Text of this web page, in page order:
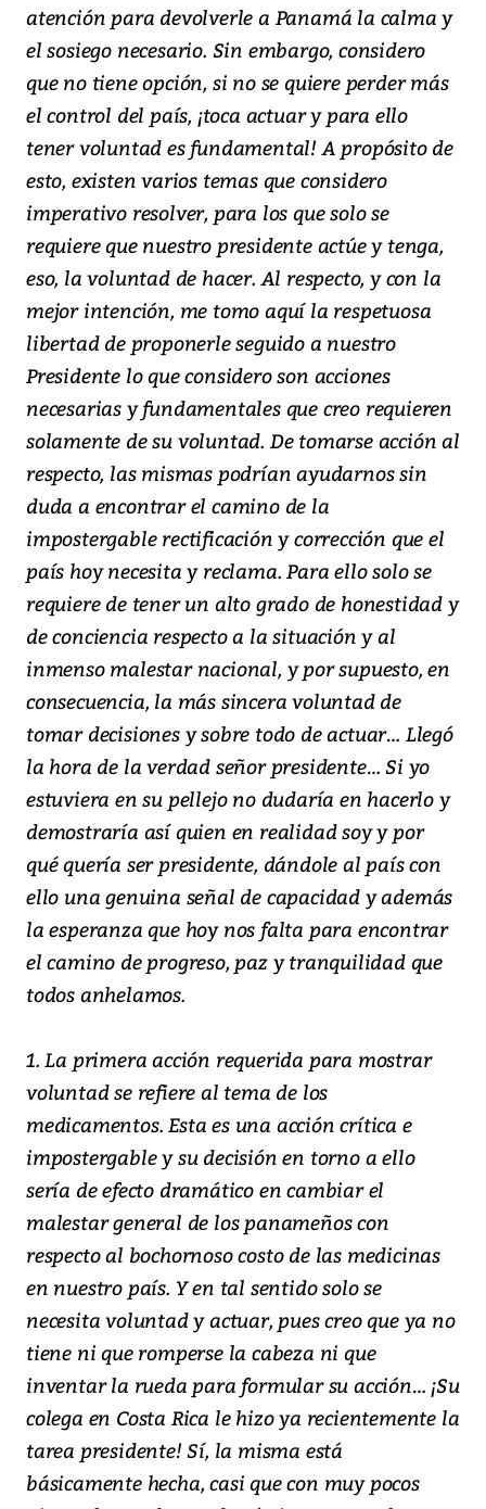
atención para devolverle a Panamá la calma y
el sosiego necesario. Sin embargo, considero
que no tiene opción, si no se quiere perder más
el control del país, ¡toca actuar y para ello
tener voluntad es fundamental! A propósito de
esto, existen varios temas que considero
imperativo resolver, para los que solo se
requiere que nuestro presidente actúe y tenga,
eso, la voluntad de hacer. Al respecto, y con la
mejor intención, me tomo aquí la respetuosa
libertad de proponerle seguido a nuestro
Presidente lo que considero son acciones
necesarias y fundamentales que creo requieren
solamente de su voluntad. De tomarse acción al
respecto, las mismas podrían ayudarnos sin
duda a encontrar el camino de la
impostergable rectificación y corrección que el
país hoy necesita y reclama. Para ello solo se
requiere de tener un alto grado de honestidad y
de conciencia respecto a la situación y al
inmenso malestar nacional, y por supuesto, en
consecuencia, la más sincera voluntad de
tomar decisiones y sobre todo de actuar… Llegó
la hora de la verdad señor presidente… Si yo
estuviera en su pellejo no dudaría en hacerlo y
demostraría así quien en realidad soy y por
qué quería ser presidente, dándole al país con
ello una genuina señal de capacidad y además
la esperanza que hoy nos falta para encontrar
el camino de progreso, paz y tranquilidad que
todos anhelamos.
1. La primera acción requerida para mostrar
voluntad se refiere al tema de los
medicamentos. Esta es una acción crítica e
impostergable y su decisión en torno a ello
sería de efecto dramático en cambiar el
malestar general de los panameños con
respecto al bochornoso costo de las medicinas
en nuestro país. Y en tal sentido solo se
necesita voluntad y actuar, pues creo que ya no
tiene ni que romperse la cabeza ni que
inventar la rueda para formular su acción… ¡Su
colega en Costa Rica le hizo ya recientemente la
tarea presidente! Sí, la misma está
básicamente hecha, casi que con muy pocos